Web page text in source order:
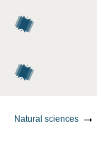
Natural sciences